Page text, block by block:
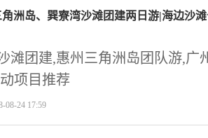
洲岛、巽寮湾沙滩团建两日游|海边沙
滩团建,惠州三角洲岛团队游,广
项目推荐
24 17:59